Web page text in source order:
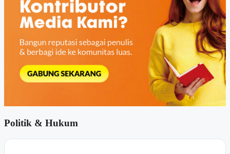
Politik & Hukum